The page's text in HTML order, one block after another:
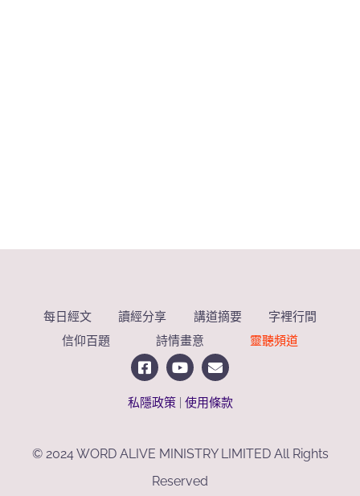
每日經文 讀經分享 講道摘要
字裡行間
信仰百題
詩情畫意 靈聽頻道
私隱政策| 使用條款
© 2024 WORD ALIVE MINISTRY LIMITED All Rights
Reserved